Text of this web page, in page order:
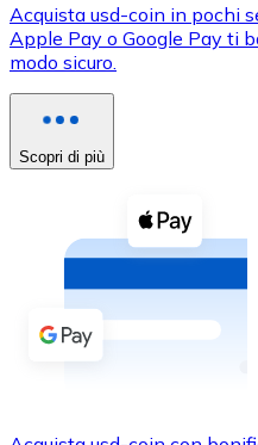
XRP
XRP
Vedi tutto
Buoni cripto
Acquista criptovalute
Acquista con contanti
Bonifico SEPA
Acquista usd-coin in pochi
Apple Pay o Google Pay ti
modo sicuro.
Scopri di più